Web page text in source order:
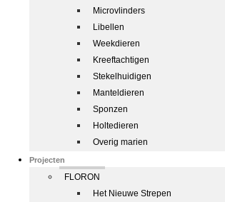
Microvlinders
Libellen
Weekdieren
Kreeftachtigen
Stekelhuidigen
Manteldieren
Sponzen
Holtedieren
Overig marien
Projecten
FLORON
Het Nieuwe Strepen